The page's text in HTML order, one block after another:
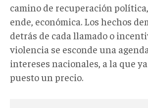
camino de recuperación
ende, económica. Los hechos
detrás de cada llamado o
violencia se esconde una
intereses nacionales, a la que
puesto un precio.